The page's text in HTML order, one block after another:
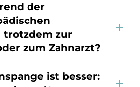
der
trotzdem zur
zum Zahnarzt?
ist besser: